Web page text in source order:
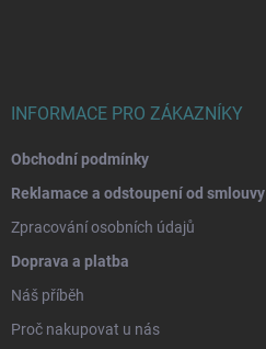
INFORMACE PRO ZÁKAZNÍKY
Obchodní podmínky
Reklamace a odstoupení od smlouvy
Zpracování osobních údajů
Doprava a platba
Náš příběh
Proč nakupovat u nás